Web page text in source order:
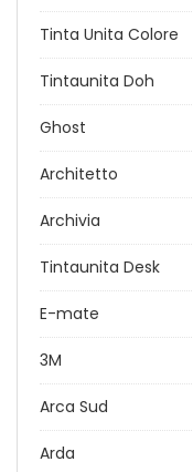
Tinta Unita Colore
Tintaunita Doh
Ghost
Architetto
Archivia
Tintaunita Desk
E-mate
3M
Arca Sud
Arda